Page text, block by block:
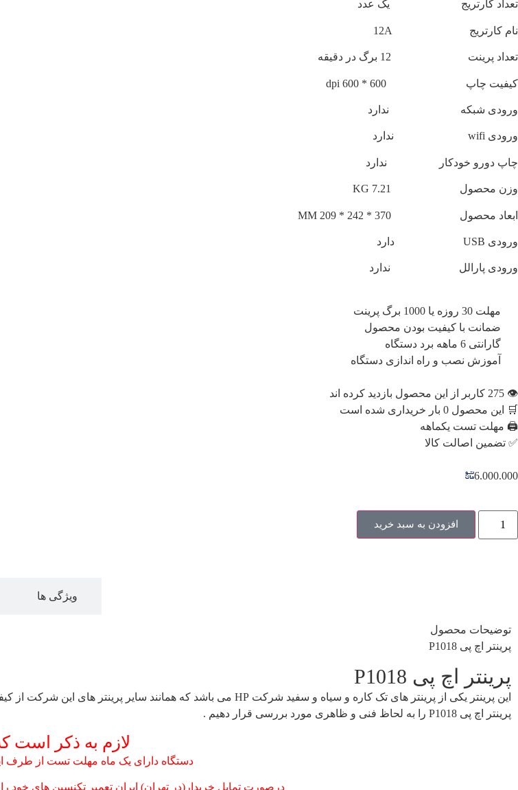
تعداد کارتریج یک عدد
نام کارتریج 12A
تعداد پرینت 12 برگ در دقیقه
کیفیت چاپ 600 * 600 dpi
ورودی شبکه ندارد
ورودی wifi ندارد
چاپ دورو خودکار ندارد
وزن محصول 7.21 KG
ابعاد محصول 370 * 242 * 209 MM
ورودی USB دارد
ورودی پارالل ندارد
مهلت 30 روزه یا 1000 برگ پرینت
ضمانت با کیفیت بودن محصول
گارانتی 6 ماهه برد دستگاه
آموزش نصب و راه اندازی دستگاه
👁️ 275 کاربر از این محصول بازدید کرده اند
🛒 این محصول 0 بار خریداری شده است
🖨️ مهلت تست یکماهه
✅ تضمین اصالت کالا
6.000.000
افزودن به سبد خرید
ویژگی ها
توضیحات محصول
پرینتر اچ پی P1018
پرینتر اچ پی P1018
این پرینتر یکی از پرینتر های تک کاره و سیاه و سفید شرکت HP می باشد که همانند سایر پرینتر های این شرکت از
پرینتر اچ پی P1018 را به لحاظ فنی و ظاهری مورد بررسی قرار دهیم .
لازم به ذکر است
دستگاه دارای یک ماه مهلت تست از طرف
درصورت تمایل خریدار(در تهران) ایران تعمیر تکنسین های